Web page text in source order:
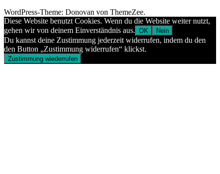
WordPress-Theme: Donovan von ThemeZee.
Diese Website benutzt Cookies. Wenn du die Website weiter nutzt,
gehen wir von deinem Einverständnis aus. OK Nein
Du kannst deine Zustimmung jederzeit widerrufen, indem du den
den Button „Zustimmung widerrufen“ klickst.
Zustimmung wiederrufen